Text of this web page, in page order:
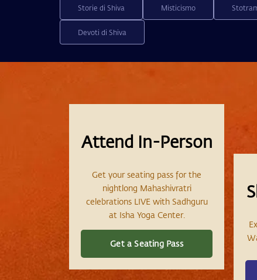
Storie di Shiva Misticismo
Devoti di Shiva
Attend In-Person
Get your seating pass for the
nightlong Mahashivratri
celebrations LIVE with Sadhguru
at Isha Yoga Center.
Get a Seating Pass